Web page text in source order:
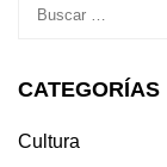
CATEGORÍAS
Cultura